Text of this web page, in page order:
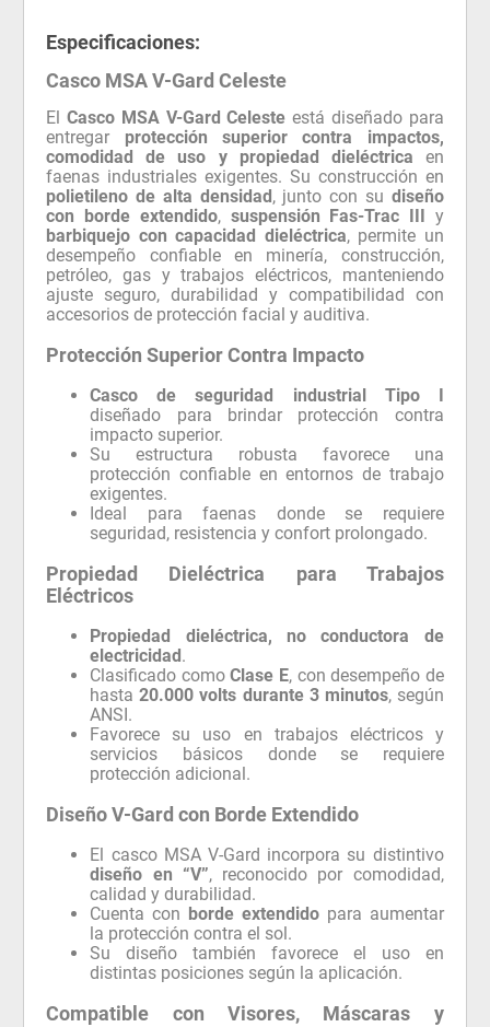
Especificaciones:
Casco MSA V-Gard Celeste
ElCasco MSA V-Gard Celeste está diseñado para
entregar protección superior contra impactos,
comodidad de uso y propiedad dieléctrica en
faenas industriales exigentes. Su construcción en
polietileno de alta densidad, junto con su diseño
con borde extendido, suspensión Fas-Trac III y
barbiquejo con capacidad dieléctrica, permite un
desempeño confiable en minería, construcción,
petróleo, gas y trabajos eléctricos, manteniendo
ajuste seguro, durabilidad y compatibilidad con
accesorios de protección facial y auditiva.
Protección Superior Contra Impacto
Casco de seguridad industrial Tipo I
diseñado para brindar protección contra
impacto superior.
Su estructura robusta favorece una
protección confiable en entornos de trabajo
exigentes.
Ideal para faenas donde se requiere
seguridad, resistencia y confort prolongado.
Propiedad Dieléctrica para Trabajos
Eléctricos
Propiedad dieléctrica, no conductora de
electricidad.
Clasificado comoClase E, con desempeño de
hasta20.000 volts durante 3 minutos, según
ANSI.
Favorece su uso en trabajos eléctricos y
servicios básicos donde se requiere
protección adicional.
Diseño V-Gard con Borde Extendido
El casco MSA V-Gard incorpora su distintivo
diseño en “V”, reconocido por comodidad,
calidad y durabilidad.
Cuenta con borde extendidopara aumentar
la protección contra el sol.
Su diseño también favorece el uso en
distintas posiciones según la aplicación.
Compatible con Visores, Máscaras y